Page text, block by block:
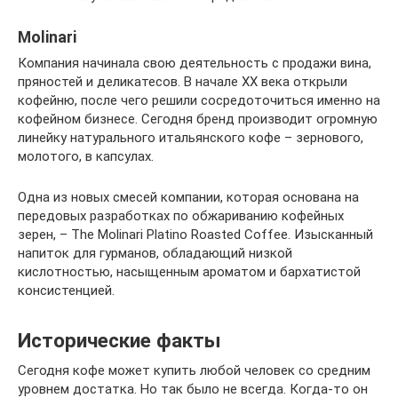
Molinari
Компания начинала свою деятельность с продажи вина,
пряностей и деликатесов. В начале XX века открыли
кофейню, после чего решили сосредоточиться именно на
кофейном бизнесе. Сегодня бренд производит огромную
линейку натурального итальянского кофе – зернового,
молотого, в капсулах.
Одна из новых смесей компании, которая основана на
передовых разработках по обжариванию кофейных
зерен, – The Molinari Platino Roasted Coffee. Изысканный
напиток для гурманов, обладающий низкой
кислотностью, насыщенным ароматом и бархатистой
консистенцией.
Исторические факты
Сегодня кофе может купить любой человек со средним
уровнем достатка. Но так было не всегда. Когда-то он